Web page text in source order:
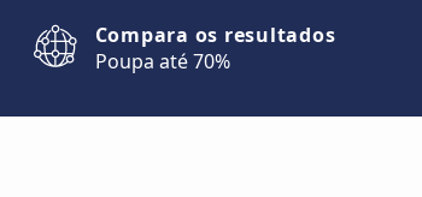
Compara os resultados
Poupa até 70%